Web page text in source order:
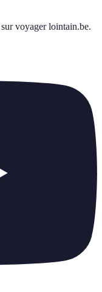
voyager lointain.be.